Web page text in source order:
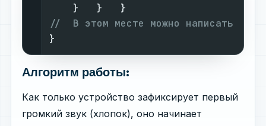
}
//  В этом месте можно написать
}
Алгоритм работы:
Как только устройство зафиксирует первый
громкий звук (хлопок), оно начинает